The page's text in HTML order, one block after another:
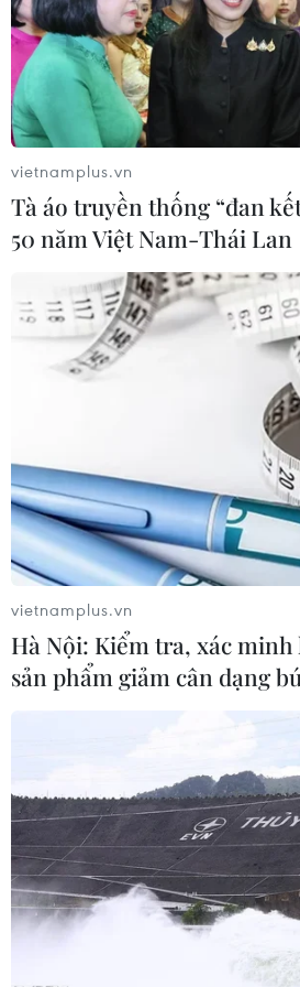
Việt Nam. Điều này hứa hẹn
thành một trong những trung
mại và đầu tư của EU tại Đông
Các diễn giả nhận định EVFTA
phương, tăng cường quan hệ
trên cơ sở lợi ích chung, nhờ
mang tính bổ sung cao cho nhau.
Các cam kết trong hai hiệp
thiện thể chế kinh tế thị
tư, với mục đích tạo thuận lợi
cho các nhà đầu tư đến từ
Toàn cảnh hội thảo. (Ảnh: Kim
Tất cả cùng đồng tình với
EVIPA là chìa khóa mang lại lợi
và Việt Nam và đóng vai trò
trọng nhất cho quan hệ kinh
bên.
vietnamplus.vn
Tà áo truyền thống “đan
50 năm Việt Nam-Thái Lan
vietnamplus.vn
Hà Nội: Kiểm tra, xác minh
sản phẩm giảm cân dạng